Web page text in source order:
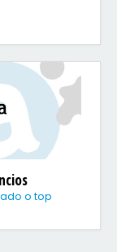
o top